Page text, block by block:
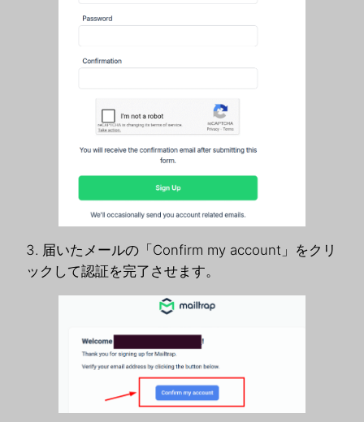
3. 届いたメールの「Confirm my account」をクリ
ックして認証を完了させます。